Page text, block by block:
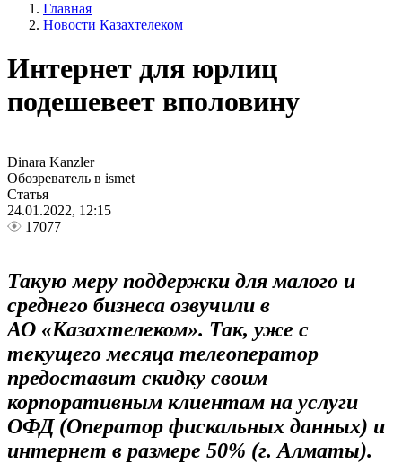
Главная
Новости Казахтелеком
Интернет для юрлиц
подешевеет вполовину
Dinara Kanzler
Обозреватель в ismet
Статья
24.01.2022, 12:15
17077
Такую меру поддержки для малого и
среднего бизнеса озвучили в
АО «Казахтелеком». Так, уже с
текущего месяца телеоператор
предоставит скидку своим
корпоративным клиентам на услуги
ОФД (Оператор фискальных данных) и
интернет в размере 50% (г. Алматы).